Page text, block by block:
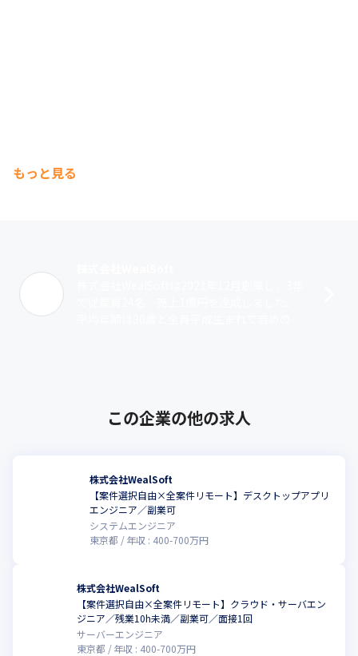
もっと見る
この企業の他の求人
株式会社WealSoft
【案件選択自由×全案件リモート】デスクトップアプリ
エンジニア／副業可
システムエンジニア
東京都
年収 : 400-700万円
株式会社WealSoft
【案件選択自由×全案件リモート】クラウド・サーバエン
ジニア／残業10h未満／副業可／面接1回
サーバーエンジニア
東京都
年収 : 400-700万円